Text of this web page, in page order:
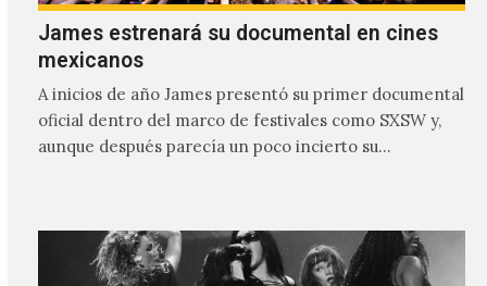
James estrenará su documental en cines
mexicanos
A inicios de año James presentó su primer documental
oficial dentro del marco de festivales como SXSW y,
aunque después parecía un poco incierto su…